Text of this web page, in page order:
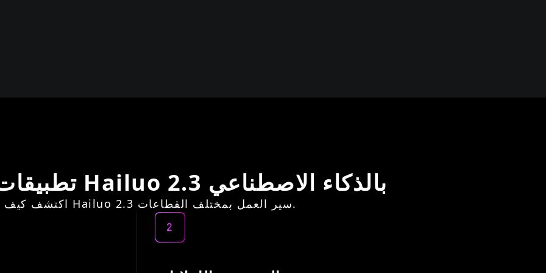
تطبيقات مولد فيديو Hailuo 2.3 بالذكاء الاصطناعي
اكتشف كيف يعزز Hailuo 2.3 سير العمل بمختلف القطاعات.
2